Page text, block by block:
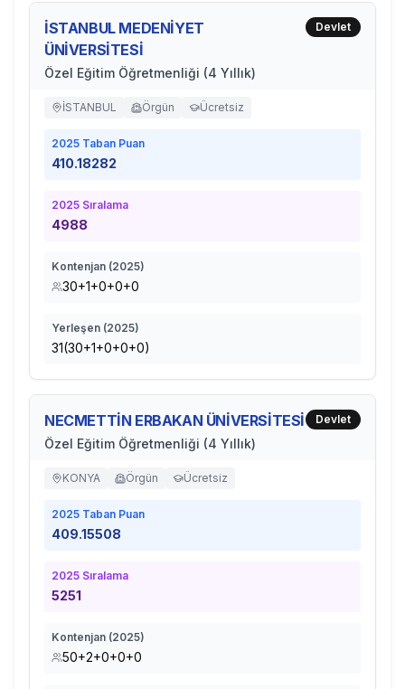
İSTANBUL MEDENİYET
ÜNİVERSİTESİ
Özel Eğitim Öğretmenliği (4 Yıllık)
Devlet
İSTANBUL Örgün Ücretsiz
2025 Taban Puan
410.18282
2025 Sıralama
4988
Kontenjan (2025)
30+1+0+0+0
Yerleşen (2025)
31(30+1+0+0+0)
NECMETTİN ERBAKAN ÜNİVERSİTESİ
Özel Eğitim Öğretmenliği (4 Yıllık)
Devlet
KONYA Örgün Ücretsiz
2025 Taban Puan
409.15508
2025 Sıralama
5251
Kontenjan (2025)
50+2+0+0+0